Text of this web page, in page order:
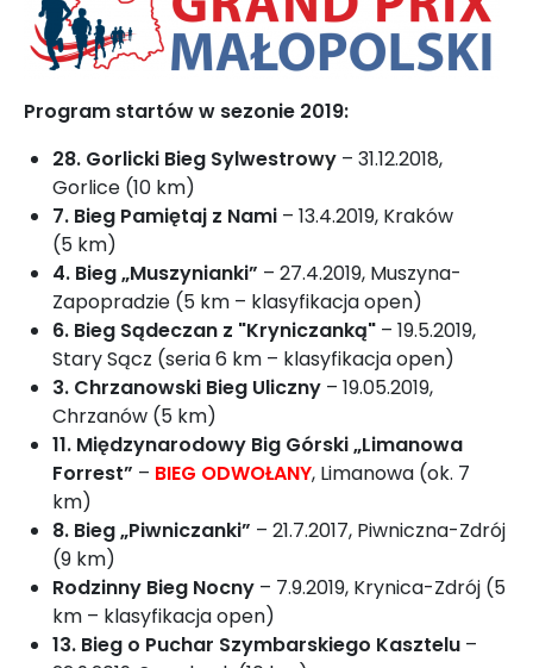
Program startów w sezonie 2019:
28. Gorlicki Bieg Sylwestrowy – 31.12.2018,
Gorlice (10 km)
7. Bieg Pamiętaj z Nami – 13.4.2019, Kraków
(5 km)
4. Bieg „Muszynianki” – 27.4.2019, Muszyna-
Zapopradzie (5 km – klasyfikacja open)
6. Bieg Sądeczan z "Kryniczanką" – 19.5.2019,
Stary Sącz (seria 6 km – klasyfikacja open)
3. Chrzanowski Bieg Uliczny – 19.05.2019,
Chrzanów (5 km)
11. Międzynarodowy Big Górski „Limanowa
Forrest” – BIEG ODWOŁANY, Limanowa (ok. 7
km)
8. Bieg „Piwniczanki” – 21.7.2017, Piwniczna-Zdrój
(9 km)
Rodzinny Bieg Nocny – 7.9.2019, Krynica-Zdrój (5
km – klasyfikacja open)
13. Bieg o Puchar Szymbarskiego Kasztelu –